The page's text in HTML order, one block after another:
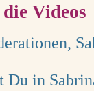
Videos
Du in